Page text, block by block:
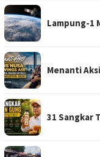
Lampung-1
Menanti
31 Sangkar